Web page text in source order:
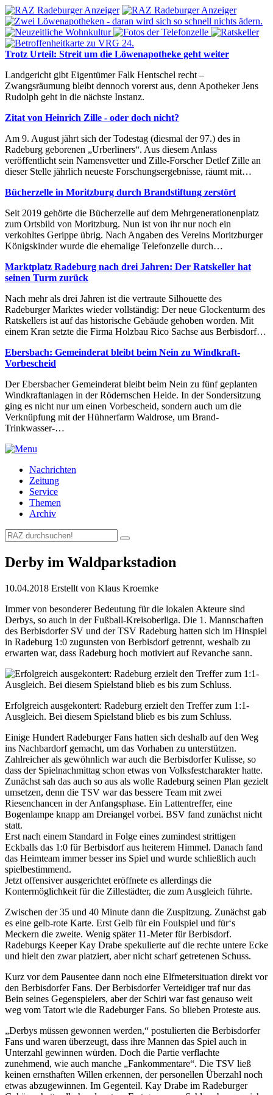
Trotz Urteil: Streit um die Löwenapotheke geht weiter
Landgericht gibt Eigentümer Falk Hentschel recht –
Zwangsräumung bleibt dennoch vorerst aus, denn Apotheker Jens
Rudolph geht in die nächste Instanz.
Zitat von Heinrich Zille - oder doch nicht?
Am 9. August jährt sich der Todestag (diesmal der 97.) des in
Radeburg geborenen „Urberliners“. Aus diesem Anlass
veröffentlicht sein Namensvetter und Zille-Forscher Detlef Zille an
dieser Stelle jährlich neueste Forschungsergebnisse, räumt mit…
Bücherzelle in Moritzburg durch Brandstiftung zerstört
Seit 2019 gehörte die Bücherzelle auf dem Mehrgenerationenplatz
zum Ortsbild von Moritzburg. Nun ist von ihr nur noch ein
verkohltes Gerippe übrig. Nach Angaben des Vereins Moritzburger
Königskinder wurde die ehemalige Telefonzelle durch…
Marktplatz Radeburg nach drei Jahren: Der Ratskeller hat
seinen Turm zurück
Nach mehr als drei Jahren ist die vertraute Silhouette des
Radeburger Marktes wieder vollständig: Der neue Glockenturm des
Ratskellers ist auf das historische Gebäude gehoben worden. Mit
einem Kran setzte die Firma Holzbau Rico Sachse aus Berbisdorf…
Ebersbach: Gemeinderat bleibt beim Nein zu Windkraft-
Vorbescheid
Der Ebersbacher Gemeinderat bleibt beim Nein zu fünf geplanten
Windkraftanlagen in der Rödernschen Heide. In der Sondersitzung
ging es nicht nur um einen Vorbescheid, sondern auch um die
Verknüpfung mit der Hühnerfarm Waldrose, um Brand-
Trinkwasser-…
Nachrichten
Zeitung
Service
Themen
Archiv
Derby im Waldparkstadion
10.04.2018 Erstellt von Klaus Kroemke
Immer von besonderer Bedeutung für die lokalen Akteure sind
Derbys, so auch in der Fußball-Kreisoberliga. Die 1. Mannschaften
des Berbisdorfer SV und der TSV Radeburg hatten sich im Hinspiel
in Radeburg 1:0 zugunsten von Berbisdorf getrennt, weshalb zu
erwarten war, dass Radeburg hoch motiviert auf Revanche sann.
Erfolgreich ausgekontert: Radeburg erzielt den Treffer zum 1:1-
Ausgleich. Bei diesem Spielstand blieb es bis zum Schluss.
Einige Hundert Radeburger Fans hatten sich deshalb auf den Weg
ins Nachbardorf gemacht, um das Vorhaben zu unterstützen.
Zahlreicher als gewöhnlich war auch die Berbisdorfer Kulisse, so
dass der Spielnachmittag schon etwas von Volksfestcharakter hatte.
Zunächst sah das auch so aus als wolle Radeburg seinen Plan gezielt
umsetzen, denn die TSV war das bessere Team mit zwei
Riesenchancen in der Anfangsphase. Ein Lattentreffer, eine
Bogenlampe knapp am Dreiangel vorbei. BSV fand zunächst nicht
statt.
Erst nach einem Standard in Folge eines zumindest strittigen
Eckballs das 1:0 für Berbisdorf aus heiterem Himmel. Danach fand
das Heimteam immer besser ins Spiel und wurde schließlich auch
spielbestimmend.
Jetzt offensiver ausgerichtet eröffnete es allerdings die
Kontermöglichkeit für die Zillestädter, die zum Ausgleich führte.
Zwischen der 35 und 40 Minute dann die Zuspitzung. Zunächst gab
es eine gelb-rote Karte. Erst Gelb für ein Foulspiel und für‘s
Meckern die zweite. Wenig später 11-Meter für Berbisdorf.
Radeburgs Keeper Kay Drabe spekulierte auf die rechte untere Ecke
und hielt den zwar platziert, aber nicht scharf getretenen Schuss.
Kurz vor dem Pausentee dann noch eine Elfmetersituation direkt vor
den Berbisdorfer Fans. Der Berbisdorfer Verteidiger traf nur das
Bein seines Gegenspielers, aber der Schiri war fast genauso weit
weg vom Tatort wie die Radeburger Fans. So blieben Proteste aus.
„Derbys müssen gewonnen werden,“ postulierten die Berbisdorfer
Fans und waren überzeugt, dass ihre Mannen das Spiel auch in
Unterzahl gewinnen würden. Doch die Partie verflachte
zunehmend, wie auch manche „Fankommentare“. Die TSV ließ
keinen ernsthaften Willen erkennen, der personellen Überzahl noch
etwas abzugewinnen. Im Gegenteil. Kay Drabe im Radeburger